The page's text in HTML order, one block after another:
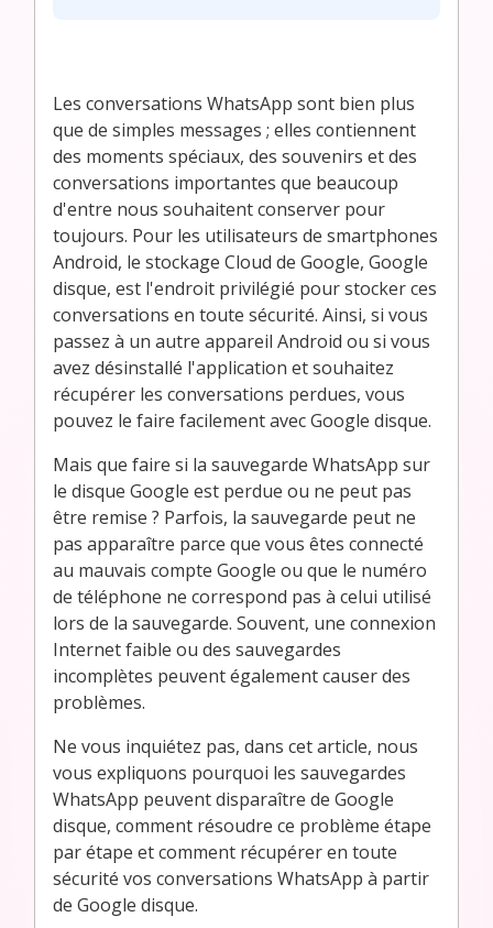
Les conversations WhatsApp sont bien plus
que de simples messages ; elles contiennent
des moments spéciaux, des souvenirs et des
conversations importantes que beaucoup
d'entre nous souhaitent conserver pour
toujours. Pour les utilisateurs de smartphones
Android, le stockage Cloud de Google, Google
disque, est l'endroit privilégié pour stocker ces
conversations en toute sécurité. Ainsi, si vous
passez à un autre appareil Android ou si vous
avez désinstallé l'application et souhaitez
récupérer les conversations perdues, vous
pouvez le faire facilement avec Google disque.
Mais que faire si la sauvegarde WhatsApp sur
le disque Google est perdue ou ne peut pas
être remise ? Parfois, la sauvegarde peut ne
pas apparaître parce que vous êtes connecté
au mauvais compte Google ou que le numéro
de téléphone ne correspond pas à celui utilisé
lors de la sauvegarde. Souvent, une connexion
Internet faible ou des sauvegardes
incomplètes peuvent également causer des
problèmes.
Ne vous inquiétez pas, dans cet article, nous
vous expliquons pourquoi les sauvegardes
WhatsApp peuvent disparaître de Google
disque, comment résoudre ce problème étape
par étape et comment récupérer en toute
sécurité vos conversations WhatsApp à partir
de Google disque.